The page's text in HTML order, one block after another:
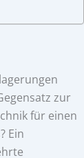
zur
für einen
Ein